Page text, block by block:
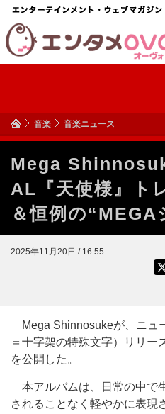
音楽 音楽ニュース
Mega
AL『天使様』ト
＆恒例の“MEGA
2025年11月20日 / 16:55
Mega Shinnosukeが、ニュ
＝十字架の特殊文字）リリー
を公開した。
本アルバムは、日常の中で
されることなく軽やかに表現